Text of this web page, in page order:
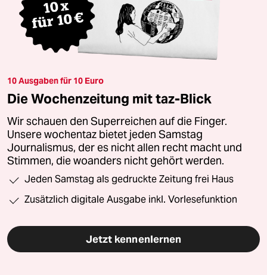
10 Ausgaben für 10 Euro
Die Wochenzeitung mit taz-Blick
Wir schauen den Superreichen auf die Finger.
Unsere wochentaz bietet jeden Samstag
Journalismus, der es nicht allen recht macht und
Stimmen, die woanders nicht gehört werden.
Jeden Samstag als gedruckte Zeitung frei Haus
Zusätzlich digitale Ausgabe inkl. Vorlesefunktion
Jetzt kennenlernen